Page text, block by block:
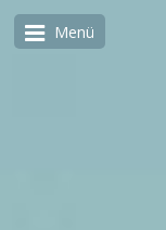
Menü